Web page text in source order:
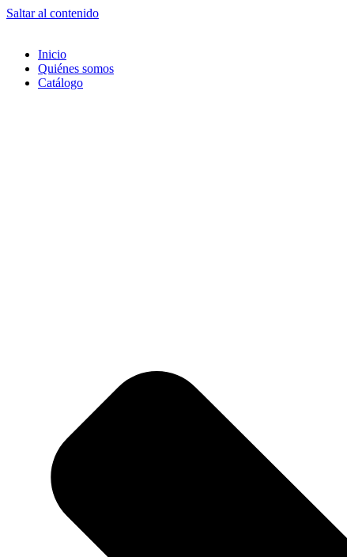
Saltar al contenido
Inicio
Quiénes somos
Catálogo